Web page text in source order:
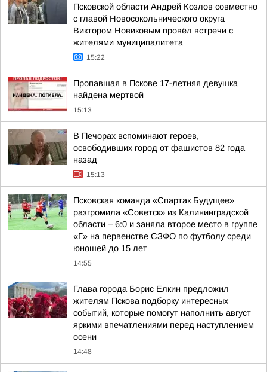
Псковской области Андрей Козлов совместно
с главой Новосокольнического округа
Виктором Новиковым провёл встречи с
жителями муниципалитета
15:22
Пропавшая в Пскове 17-летняя девушка
найдена мертвой
15:13
В Печорах вспоминают героев,
освободивших город от фашистов 82 года
назад
15:13
Псковская команда «Спартак Будущее»
разгромила «Советск» из Калининградской
области – 6:0 и заняла второе место в группе
«Г» на первенстве СЗФО по футболу среди
юношей до 15 лет
14:55
Глава города Борис Елкин предложил
жителям Пскова подборку интересных
событий, которые помогут наполнить август
яркими впечатлениями перед наступлением
осени
14:48